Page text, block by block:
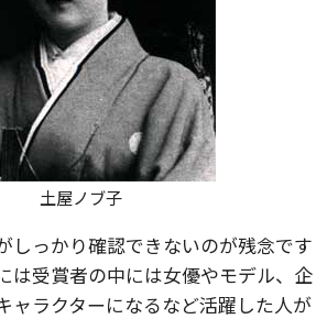
土屋ノブ子
しっかり確認できないのが残念です
は受賞者の中には女優やモデル、企
ャラクターになるなど活躍した人が